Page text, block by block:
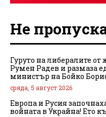
Не
Гуруто на либералите
Румен Радев и размаза
министър на Бойко
сряда, 5 август 2026
Европа и Русия
войната в Украйна! Ето